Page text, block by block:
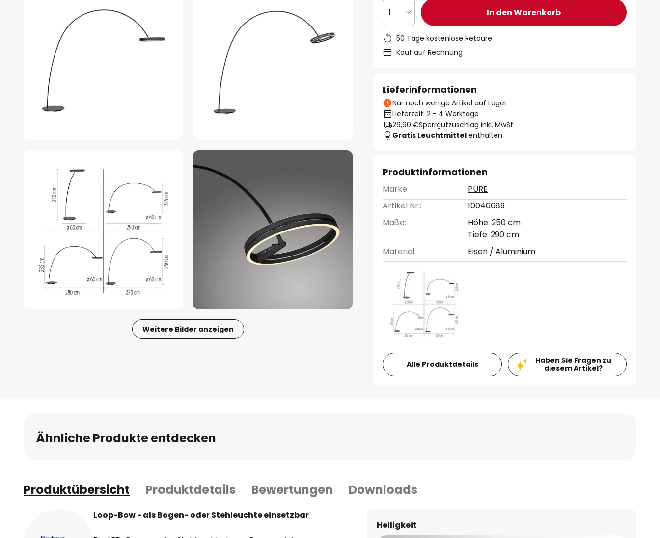
Weitere Bilder anzeigen
1 In den Warenkorb
50 Tage kostenlose Retoure
Kauf auf Rechnung
Lieferinformationen
Nur noch wenige Artikel auf Lager
Lieferzeit: 2 - 4 Werktage
29,90 €Sperrgutzuschlag inkl. MwSt.
Gratis Leuchtmittel enthalten
Produktinformationen
Marke:
PURE
Artikel Nr.:
10046689
Maße:
Höhe: 250 cm
Tiefe: 290 cm
Material:
Eisen / Aluminium
Alle Produktdetails
Haben Sie Fragen zu
diesem Artikel?
Ähnliche Produkte entdecken
Produktübersicht Produktdetails Bewertungen Downloads
Loop-Bow - als Bogen- oder Stehleuchte einsetzbar
Helligkeit